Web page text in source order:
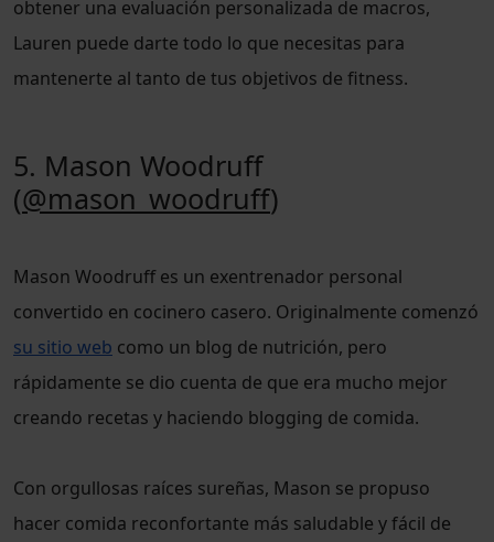
obtener una evaluación personalizada de macros,
Lauren puede darte todo lo que necesitas para
mantenerte al tanto de tus objetivos de fitness.
5. Mason Woodruff
(@mason_woodruff)
Mason Woodruff es un exentrenador personal
convertido en cocinero casero. Originalmente comenzó
su sitio web como un blog de nutrición, pero
rápidamente se dio cuenta de que era mucho mejor
creando recetas y haciendo blogging de comida.
Con orgullosas raíces sureñas, Mason se propuso
hacer comida reconfortante más saludable y fácil de